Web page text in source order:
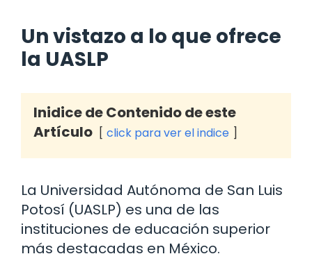
Un vistazo a lo que ofrece
la UASLP
Inidice de Contenido de este
Artículo
click para ver el indice
La Universidad Autónoma de San Luis
Potosí (UASLP) es una de las
instituciones de educación superior
más destacadas en México.